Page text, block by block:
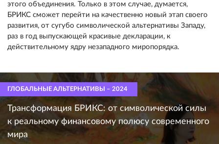
этого объединения. Только в этом случае, думается,
БРИКС сможет перейти на качественно новый этап своего
развития, от сугубо символической альтернативы Западу,
раз в год выпускающей красивые декларации, к
действительному ядру незападного миропорядка.
ГЛОБАЛЬНЫЕ АЛЬТЕРНАТИВЫ – 2024
Трансформация БРИКС: от символической силы
к реальному финансовому полюсу современного
мира